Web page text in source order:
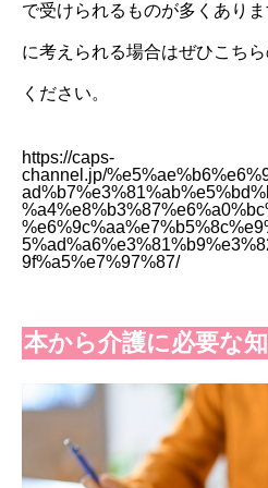
で受けられるものが多くあり
に考えられる場合はぜひこち
ください。
https://caps-
channel.jp/
9f%a5%e7%97%87/
本から介護に必要な